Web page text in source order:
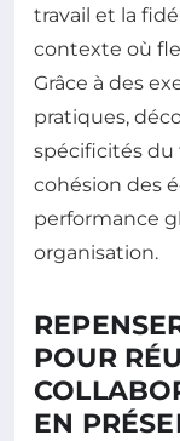
travail et la
contexte où
Grâce à des
pratiques,
spécificités du
cohésion des
performance
organisation.
POUR
EN